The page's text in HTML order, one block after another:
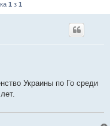
1 з 1
Украины по Го среди